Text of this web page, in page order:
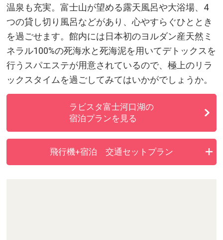
温泉も充実。富士山が望める露天風呂や大浴場、4
つの貸し切り風呂などがあり、心やすらぐひととき
を過ごせます。館内には日本初のヨルダン産天然ミ
ネラル100%の死海水と死海泥を用いてデトックスを
行うスパエステが用意されているので、極上のリラ
ックスタイムを過ごしてみてはいかがでしょうか。
ラビスタ富士河口湖の
宿泊プランを見る
飛行機+宿泊 交通セットプラン